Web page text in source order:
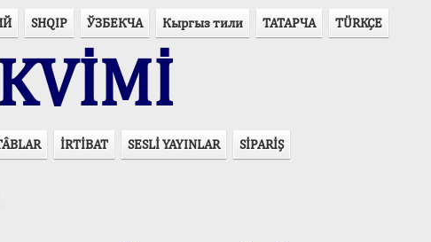
SHQIP ЎЗБЕКЧА Кыргыз тили ТАТАРЧА TÜRKÇE
İRTİBAT SESLİ YAYINLAR SİPARİŞ